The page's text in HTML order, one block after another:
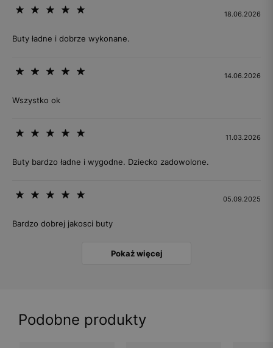
18.06.2026
Buty ładne i dobrze wykonane.
14.06.2026
Wszystko ok
11.03.2026
Buty bardzo ładne i wygodne. Dziecko zadowolone.
05.09.2025
Bardzo dobrej jakosci buty
Pokaż więcej
Podobne produkty